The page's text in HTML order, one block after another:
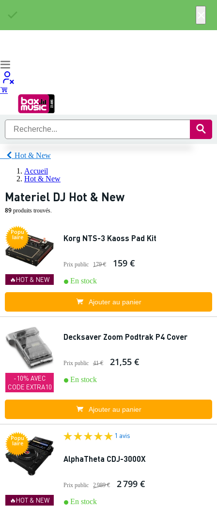
Hot & New
Accueil
Hot & New
Materiel DJ Hot & New
89 produits trouvés.
Popu
laire
🔥HOT & NEW
Korg NTS-3 Kaoss Pad Kit
Prix public 179 € 159 €
En stock
Ajouter au panier
-10% AVEC
CODE EXTRA10
Decksaver Zoom Podtrak P4 Cover
Prix public 41 € 21,55 €
En stock
Ajouter au panier
Popu
laire
🔥HOT & NEW
1 avis
AlphaTheta CDJ-3000X
Prix public 2 989 € 2 799 €
En stock